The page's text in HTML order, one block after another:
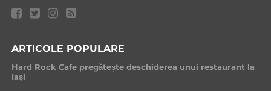
ARTICOLE POPULARE
Hard Rock Cafe pregătește deschiderea unui restaurant la
Iași